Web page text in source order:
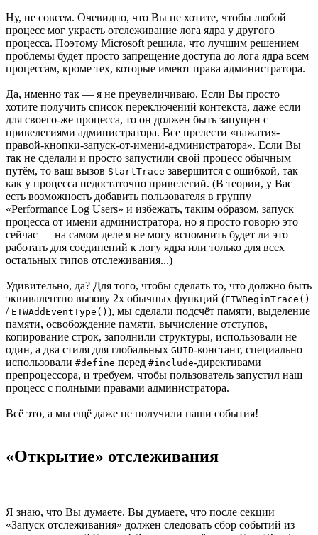
Ну, не совсем. Очевидно, что Вы не хотите, чтобы любой
процесс мог украсть отслеживание лога ядра у другого
процесса. Поэтому Microsoft решила, что лучшим решением
проблемы будет просто запрещение доступа до лога ядра всем
процессам, кроме тех, которые имеют права администратора.
Да, именно так — я не преувеличиваю. Если Вы просто
хотите получить список переключений контекста, даже если
для своего-же процесса, то он должен быть запущен с
привелегиями администратора. Все прелести «нажатия-
правой-кнопки-запуск-от-имени-администратора». Если Вы
так не сделали и просто запустили свой процесс обычным
путём, то ваш вызов StartTrace завершится с ошибкой, так
как у процесса недостаточно привелегий. (В теории, у Вас
есть возможность добавить пользователя в группу
«Performance Log Users» и избежать, таким образом, запуск
процесса от имени администратора, но я просто говорю это
сейчас — на самом деле я не могу вспомнить будет ли это
работать для соединений к логу ядра или только для всех
остальных типов отслеживания...)
Удивительно, да? Для того, чтобы сделать то, что должно быть
эквивалентно вызову 2х обычных функций (ETWBeginTrace()
/ ETWAddEventType() ), мы сделали подсчёт памяти, выделение
памяти, освобождение памяти, вычисление отступов,
копирование строк, заполнили структуры, использовали не
один, а два стиля для глобальных GUID-констант, специально
использовали #define перед #include-директивами
препроцессора, и требуем, чтобы пользователь запустил наш
процесс с полными правами администратора.
Всё это, а мы ещё даже не получили наши события!
«Открытие» отслеживания
Я знаю, что Вы думаете. Вы думаете, что после секции
«Запуск отслеживания» должен следовать сбор событий из